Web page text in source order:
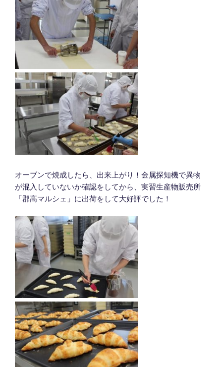
オーブンで焼成したら、出来上がり！金属探知機で異物
が混入していないか確認をしてから、実習生産物販売所
「郡高マルシェ」に出荷をして大好評でした！